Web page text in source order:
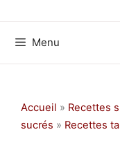
Menu
Accueil » Recettes
sucrés » Recettes